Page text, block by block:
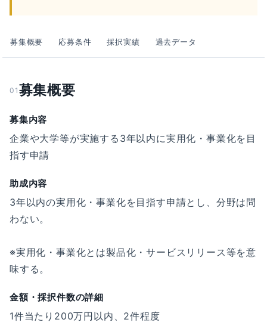
募集概要 応募条件 採択実績 過去データ
01 募集概要
募集内容
企業や大学等が実施する3年以内に実用化・事業化を目
指す申請
助成内容
3年以内の実用化・事業化を目指す申請とし、分野は問
わない。
※実用化・事業化とは製品化・サービスリリース等を意
味する。
金額・採択件数の詳細
1件当たり200万円以内、2件程度